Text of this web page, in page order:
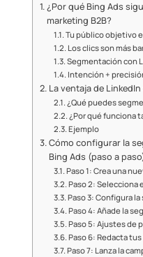
¿Por qué Bing Ads
marketing B2B?
Tu público objetivo
Los clics son más
Segmentación con
Intención +
La ventaja de
¿Qué puedes
¿Por qué funciona
Ejemplo
Cómo configurar la
Bing Ads (paso a
Paso 1: Crea una
Paso 2: Selecciona
Paso 3: Configura
Paso 4: Añade la
Paso 5: Ajustes de
Paso 6: Redacta
Paso 7: Lanza la